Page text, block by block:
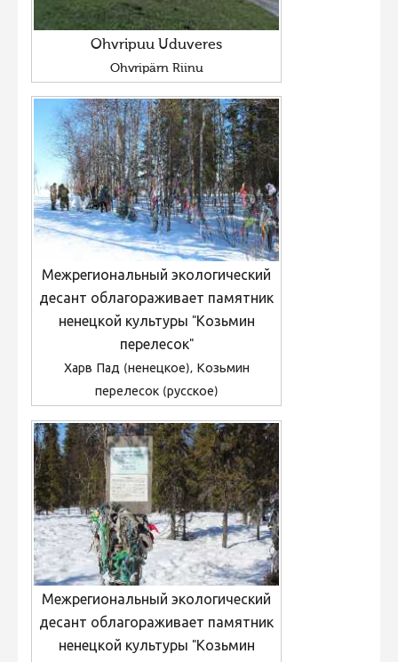
Ohvripuu Uduveres
Ohvripärn Riinu
Межрегиональный экологический
десант облагораживает памятник
ненецкой культуры "Козьмин
перелесок"
Харв Пад (ненецкое), Козьмин
перелесок (русское)
Межрегиональный экологический
десант облагораживает памятник
ненецкой культуры "Козьмин